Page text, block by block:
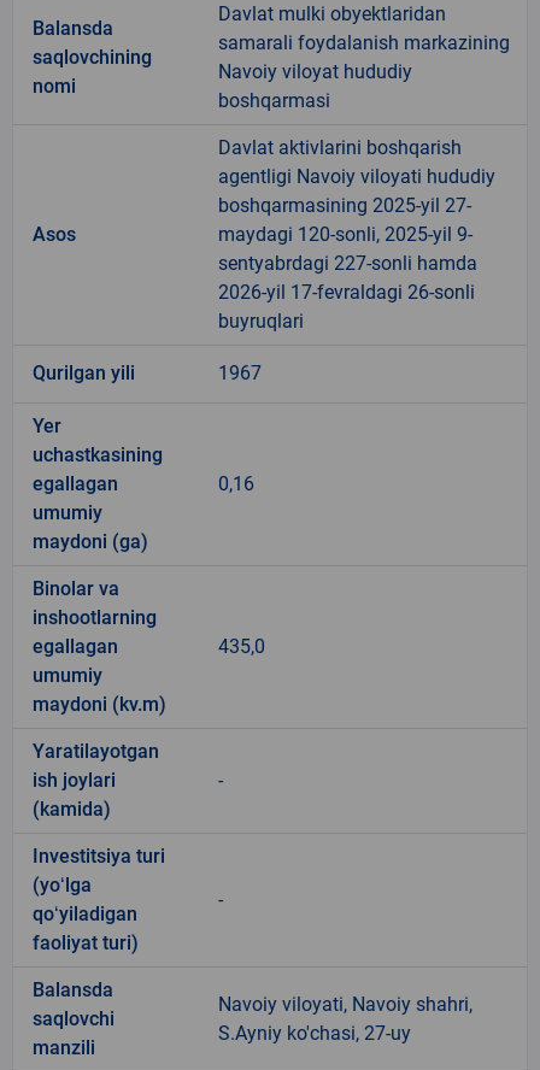
Balansda
saqlovchining
nomi
Davlat mulki obyektlaridan
samarali foydalanish markazining
Navoiy viloyat hududiy
boshqarmasi
Asos
Davlat aktivlarini boshqarish
agentligi Navoiy viloyati hududiy
boshqarmasining 2025-yil 27-
maydagi 120-sonli, 2025-yil 9-
sentyabrdagi 227-sonli hamda
2026-yil 17-fevraldagi 26-sonli
buyruqlari
Qurilgan yili 1967
Yer
uchastkasining
egallagan
umumiy
maydoni (ga)
0,16
Binolar va
inshootlarning
egallagan
umumiy
maydoni (kv.m)
435,0
Yaratilayotgan
ish joylari
(kamida)
-
Investitsiya turi
(yoʻlga
qoʻyiladigan
faoliyat turi)
-
Balansda
saqlovchi
manzili
Navoiy viloyati, Navoiy shahri,
S.Ayniy ko'chasi, 27-uy